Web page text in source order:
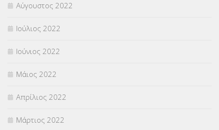
Αύγουστος 2022
Ιούλιος 2022
Ιούνιος 2022
Μάιος 2022
Απρίλιος 2022
Μάρτιος 2022